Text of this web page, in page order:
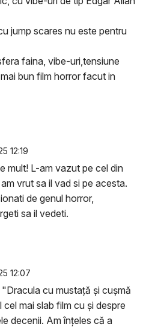
jump scares nu este pentru
faina, vibe-uri,tensiune
bun film horror facut in
12:19
mult! L-am vazut pe cel din
vrut sa il vad si pe acesta.
de genul horror,
sa il vedeti.
12:07
cu mustață și cușmă
mai slab film cu și despre
decenii. Am înțeles că a